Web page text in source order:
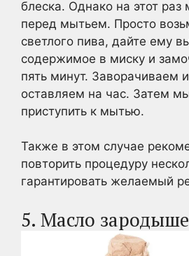
блеска. Однако на этот
перед мытьем. Просто
светлого пива, дайте ему
содержимое в миску и
пять минут. Заворачиваем
оставляем на час. Затем
приступить к мытью.
Также в этом случае
повторить процедуру
гарантировать желаемый
5. Масло